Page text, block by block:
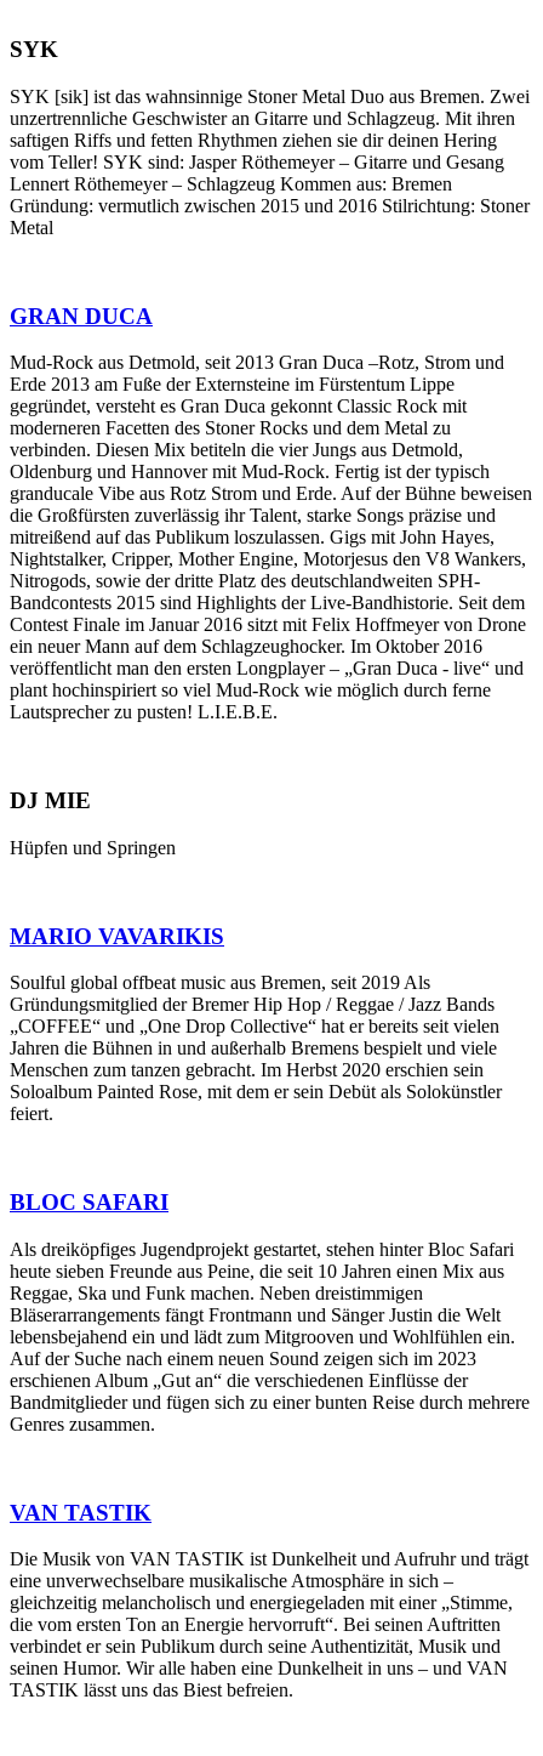
SYK
SYK [sik] ist das wahnsinnige Stoner Metal Duo aus Bremen. Zwei
unzertrennliche Geschwister an Gitarre und Schlagzeug. Mit ihren
saftigen Riffs und fetten Rhythmen ziehen sie dir deinen Hering
vom Teller! SYK sind: Jasper Röthemeyer – Gitarre und Gesang
Lennert Röthemeyer – Schlagzeug Kommen aus: Bremen
Gründung: vermutlich zwischen 2015 und 2016 Stilrichtung: Stoner
Metal
GRAN DUCA
Mud-Rock aus Detmold, seit 2013 Gran Duca –Rotz, Strom und
Erde 2013 am Fuße der Externsteine im Fürstentum Lippe
gegründet, versteht es Gran Duca gekonnt Classic Rock mit
moderneren Facetten des Stoner Rocks und dem Metal zu
verbinden. Diesen Mix betiteln die vier Jungs aus Detmold,
Oldenburg und Hannover mit Mud-Rock. Fertig ist der typisch
granducale Vibe aus Rotz Strom und Erde. Auf der Bühne beweisen
die Großfürsten zuverlässig ihr Talent, starke Songs präzise und
mitreißend auf das Publikum loszulassen. Gigs mit John Hayes,
Nightstalker, Cripper, Mother Engine, Motorjesus den V8 Wankers,
Nitrogods, sowie der dritte Platz des deutschlandweiten SPH-
Bandcontests 2015 sind Highlights der Live-Bandhistorie. Seit dem
Contest Finale im Januar 2016 sitzt mit Felix Hoffmeyer von Drone
ein neuer Mann auf dem Schlagzeughocker. Im Oktober 2016
veröffentlicht man den ersten Longplayer – „Gran Duca - live“ und
plant hochinspiriert so viel Mud-Rock wie möglich durch ferne
Lautsprecher zu pusten! L.I.E.B.E.
DJ MIE
Hüpfen und Springen
MARIO VAVARIKIS
Soulful global offbeat music aus Bremen, seit 2019 Als
Gründungsmitglied der Bremer Hip Hop / Reggae / Jazz Bands
„COFFEE“ und „One Drop Collective“ hat er bereits seit vielen
Jahren die Bühnen in und außerhalb Bremens bespielt und viele
Menschen zum tanzen gebracht. Im Herbst 2020 erschien sein
Soloalbum Painted Rose, mit dem er sein Debüt als Solokünstler
feiert.
BLOC SAFARI
Als dreiköpfiges Jugendprojekt gestartet, stehen hinter Bloc Safari
heute sieben Freunde aus Peine, die seit 10 Jahren einen Mix aus
Reggae, Ska und Funk machen. Neben dreistimmigen
Bläserarrangements fängt Frontmann und Sänger Justin die Welt
lebensbejahend ein und lädt zum Mitgrooven und Wohlfühlen ein.
Auf der Suche nach einem neuen Sound zeigen sich im 2023
erschienen Album „Gut an“ die verschiedenen Einflüsse der
Bandmitglieder und fügen sich zu einer bunten Reise durch mehrere
Genres zusammen.
VAN TASTIK
Die Musik von VAN TASTIK ist Dunkelheit und Aufruhr und trägt
eine unverwechselbare musikalische Atmosphäre in sich –
gleichzeitig melancholisch und energiegeladen mit einer „Stimme,
die vom ersten Ton an Energie hervorruft“. Bei seinen Auftritten
verbindet er sein Publikum durch seine Authentizität, Musik und
seinen Humor. Wir alle haben eine Dunkelheit in uns – und VAN
TASTIK lässt uns das Biest befreien.